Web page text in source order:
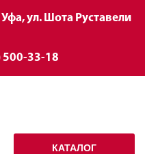
ул. Шота Руставели
500-33-18
КАТАЛОГ